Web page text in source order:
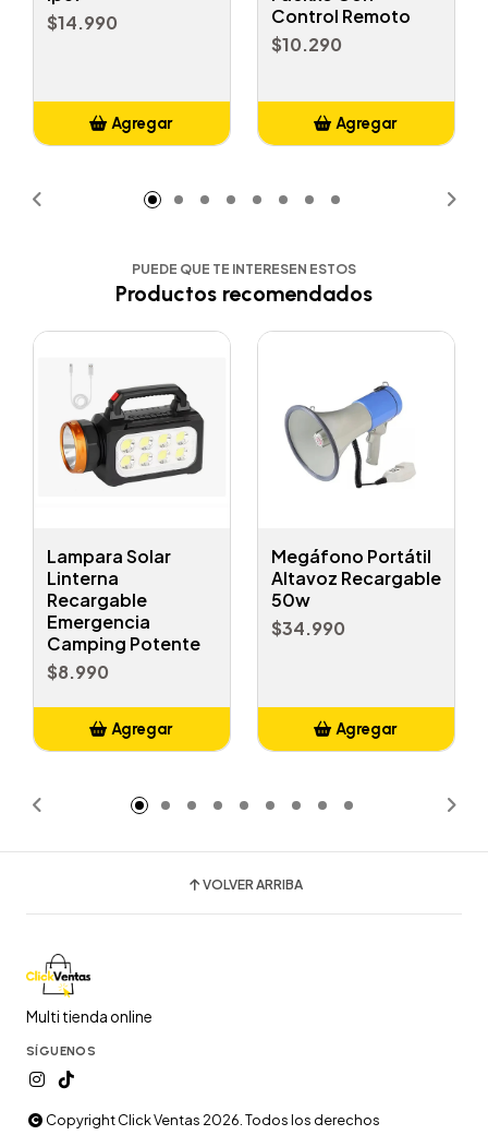
$14.990
Agregar
Control Remoto
$10.290
Agregar
PUEDE QUE TE INTERESEN ESTOS
Productos recomendados
Lampara Solar
Linterna
Recargable
Emergencia
Camping Potente
$8.990
Agregar
Megáfono Portátil
Altavoz Recargable
50w
$34.990
Agregar
VOLVER ARRIBA
Multi tienda online
SÍGUENOS
Copyright Click Ventas 2026. Todos los derechos